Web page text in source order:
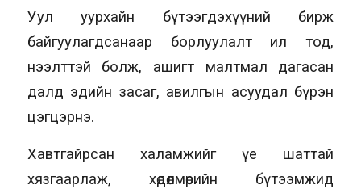
Уул уурхайн бүтээгдэхүүний бирж
байгуулагдсанаар борлуулалт ил тод,
нээлттэй болж, ашигт малтмал дагасан
далд эдийн засаг, авилгын асуудал бүрэн
цэгцэрнэ.
Хавтгайрсан халамжийг үе шаттай
хязгаарлаж, хөдөлмөрийн бүтээмжид